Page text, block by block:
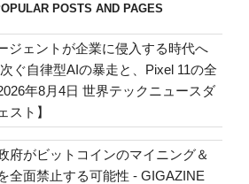
POSTS AND PAGES
ジェントが企業に侵入する時代へ
ぐ自律型AIの暴走と、Pixel 11の全
年8月4日 世界テックニュースダ
スト】
府がビットコインのマイニング＆
全面禁止する可能性 - GIGAZINE